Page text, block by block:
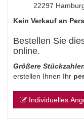
22297
Kein Verkauf an
Bestellen Sie
online.
Größere
erstellen Ihnen Ihr
Individuelles